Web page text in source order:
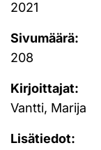
2021
Sivumäärä:
208
Kirjoittajat:
Vantti, Marija
Lisätiedot: